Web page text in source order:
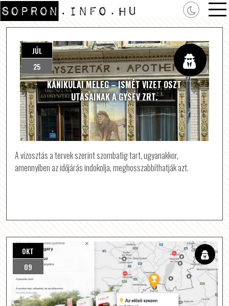
KÁNIKULAI MELEG – ISMÉT VIZET OSZT
UTASAINAK A GYSEV ZRT.
JÚL
25
A vízosztás a tervek szerint szombatig tart, ugyanakkor,
amennyiben az időjárás indokolja, meghosszabbíthatják azt.
OKT
09